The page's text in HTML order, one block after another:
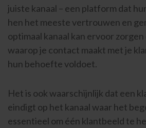
juiste kanaal – een platform dat
hen het meeste vertrouwen en
optimaal kanaal kan ervoor
waarop je contact maakt met je
hun behoefte voldoet.
Het is ook waarschijnlijk dat een
eindigt op het kanaal waar het
essentieel om één klantbeeld te